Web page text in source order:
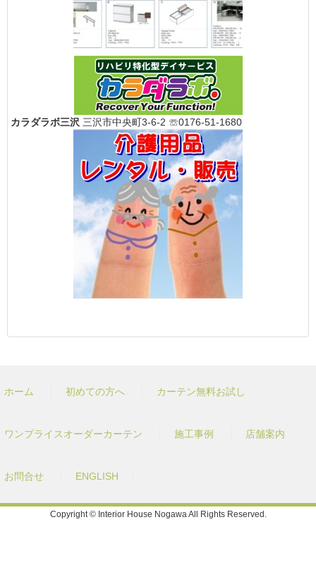
カラダラボ三沢 三沢市中央町3-6-2 ☏0176-51-1680
ホーム 初めての方へ カーテン無料お試し
ワンプライスオーダーカーテン 施工事例 店舗案内
お問合せ ENGLISH
Copyright © Interior House Nogawa All Rights Reserved.